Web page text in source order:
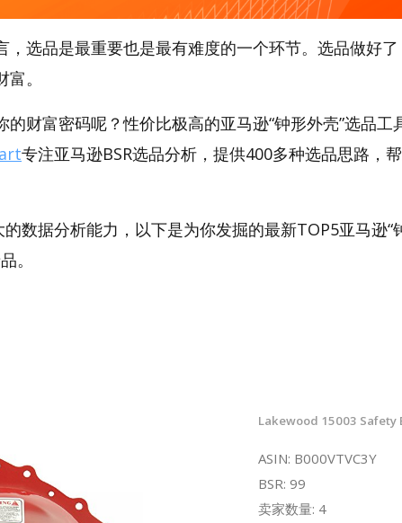
，选品是最重要也是最有难度的一个环节。选品做好
。
的财富密码呢？性价比极高的亚马逊“钟形外壳”选品
专注亚马逊BSR选品分析，提供400多种选品思路，
数据分析能力，以下是为你发掘的最新TOP5亚马逊“
。
Lakewood 15003 Safety
ASIN: B000VTVC3Y
BSR: 99
卖家数量: 4